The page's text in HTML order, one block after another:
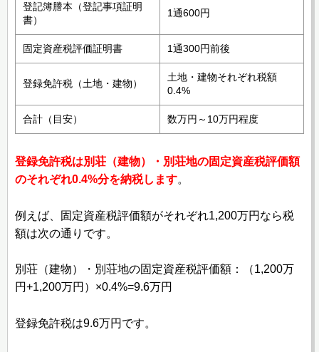
登記簿謄本（登記事項証明
書）
1通600円
固定資産税評価証明書 1通300円前後
登録免許税（土地・建物）
土地・建物それぞれ税額
0.4%
合計（目安） 数万円～10万円程度
登録免許税は別荘（建物）・別荘地の固定資産税評価額
のそれぞれ0.4%分を納税します。
例えば、固定資産税評価額がそれぞれ1,200万円なら税
額は次の通りです。
別荘（建物）・別荘地の固定資産税評価額：（1,200万
円+1,200万円）×0.4%=9.6万円
登録免許税は9.6万円です。